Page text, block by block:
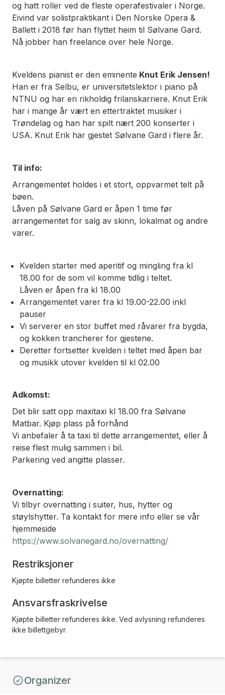
og hatt roller ved de fleste operafestivaler i Norge.
Eivind var solistpraktikant i Den Norske Opera &
Ballett i 2018 før han flyttet heim til Sølvane Gard.
Nå jobber han freelance over hele Norge.
Kveldens pianist er den eminente Knut Erik Jensen!
Han er fra Selbu, er universitetslektor i piano på
NTNU og har en rikholdig frilanskarriere. Knut Erik
har i mange år vært en ettertraktet musiker i
Trøndelag og han har spilt nært 200 konserter i
USA. Knut Erik har gjestet Sølvane Gard i flere år.
Til info:
Arrangementet holdes i et stort, oppvarmet telt på
bøen.
Låven på Sølvane Gard er åpen 1 time før
arrangementet for salg av skinn, lokalmat og andre
varer.
Kvelden starter med aperitif og mingling fra kl
18.00 for de som vil komme tidlig i teltet.
Låven er åpen fra kl 18.00
Arrangementet varer fra kl 19.00-22.00 inkl
pauser
Vi serverer en stor buffet med råvarer fra bygda,
og kokken trancherer for gjestene.
Deretter fortsetter kvelden i teltet med åpen bar
og musikk utover kvelden til kl 02.00
Adkomst:
Det blir satt opp maxitaxi kl 18.00 fra Sølvane
Matbar. Kjøp plass på forhånd
Vi anbefaler å ta taxi til dette arrangementet, eller å
reise flest mulig sammen i bil.
Parkering ved angitte plasser.
Overnatting:
Vi tilbyr overnatting i suiter, hus, hytter og
støylshytter. Ta kontakt for mere info eller se vår
hjemmeside
https://www.solvanegard.no/overnatting/
Restriksjoner
Kjøpte billetter refunderes ikke
Ansvarsfraskrivelse
Kjøpte billetter refunderes ikke. Ved avlysning refunderes
ikke billettgebyr.
Organizer